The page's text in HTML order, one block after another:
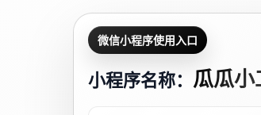
微信小程序使用入口
小程序名称： 瓜瓜小